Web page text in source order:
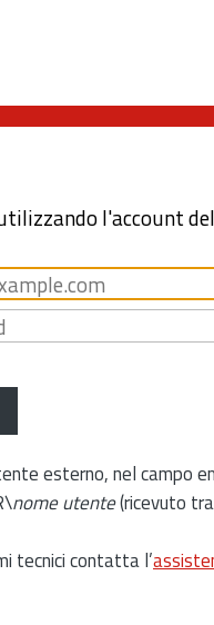
l'account
esterno, nel campo
nome utente(ricevuto
tecnici contatta l’